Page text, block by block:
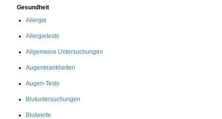
Gesundheit
Allergie
Allergietests
Allgemeine Untersuchungen
Augenkrankheiten
Augen-Tests
Blutuntersuchungen
Blutwerte